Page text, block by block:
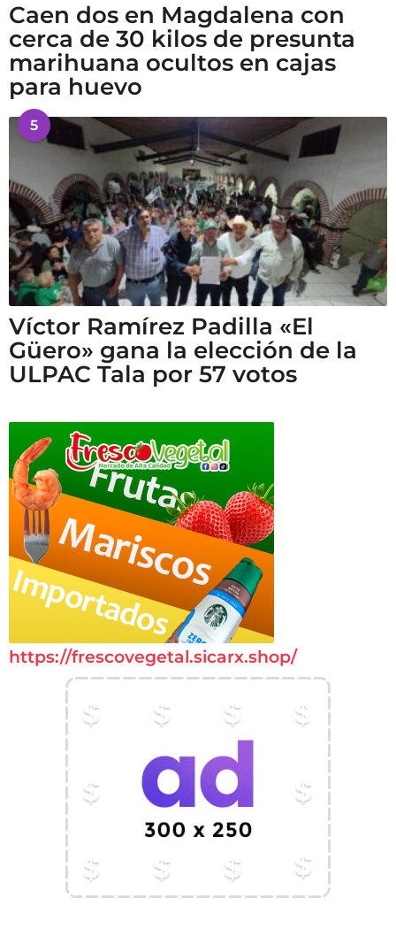
Caen dos en Magdalena con
cerca de 30 kilos de presunta
marihuana ocultos en cajas
para huevo
5
Víctor Ramírez Padilla «El
Güero» gana la elección de la
ULPAC Tala por 57 votos
https://frescovegetal.sicarx.shop/